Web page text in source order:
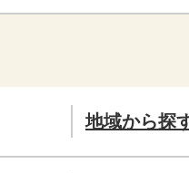
地域から探